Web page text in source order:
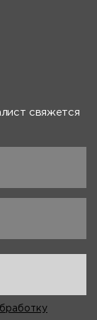
свяжется